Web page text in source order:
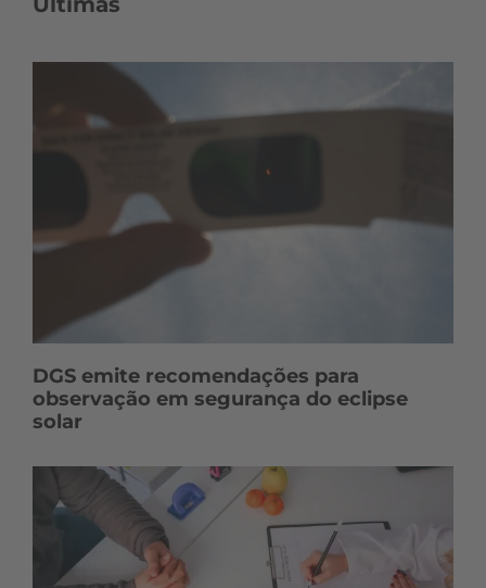
DGS emite recomendações para
observação em segurança do eclipse
solar